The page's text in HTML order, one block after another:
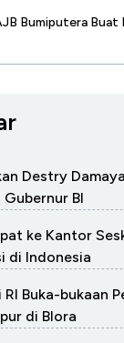
Bumiputera Buat
Destry
BI
ke Kantor
di Indonesia
Buka-bukaan
di Blora